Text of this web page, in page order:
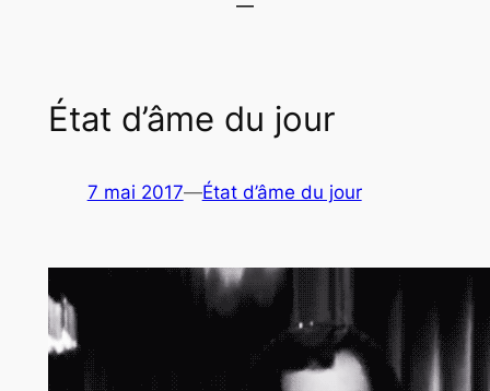
État d’âme du jour
7 mai 2017—État d’âme du jour